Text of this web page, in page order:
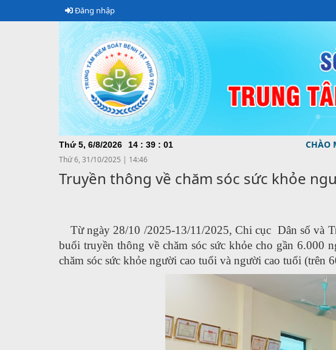
Đăng nhập
Thứ 5, 6/8/2026 14 : 39 : 02 CHÀO MỪNG
Thứ 6, 31/10/2025 | 14:46
Truyền thông về chăm sóc sức khỏe
Từ ngày 28/10 /2025-13/11/2025, Chi cục Dân số và
buổi truyền thông về chăm sóc sức khỏe cho gần 6.000
chăm sóc sức khỏe người cao tuổi và người cao tuổi (trên